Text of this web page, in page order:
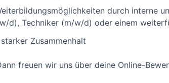
durch interne
d), Techniker (m/w/d) oder einem
Zusammenhalt
freuen wir uns über deine Online-